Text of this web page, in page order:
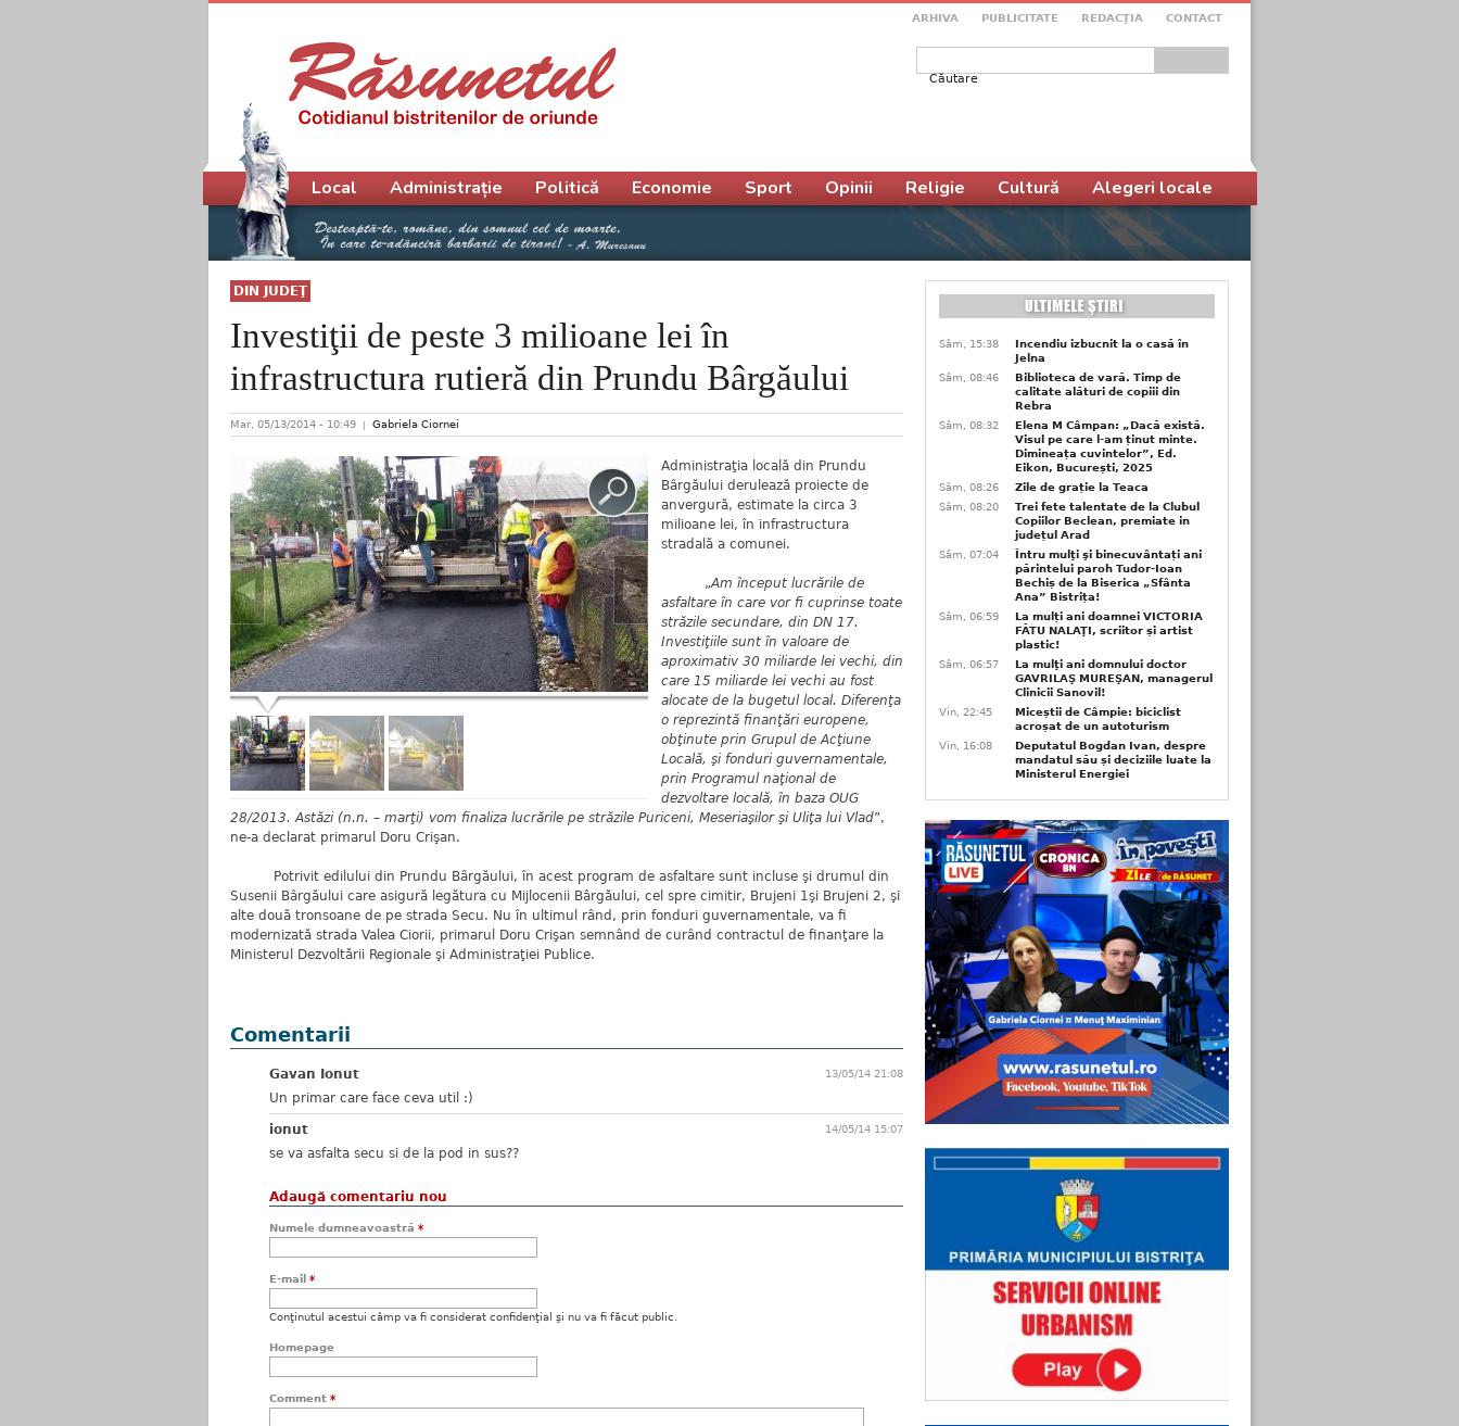
ARHIVA PUBLICITATE REDACŢIA CONTACT
Formular de căutare
DIN JUDEŢ
Investiţii de peste 3 milioane lei în
infrastructura rutieră din Prundu Bârgăului
Mar, 05/13/2014 - 10:49 Gabriela Ciornei
Administraţia locală din Prundu
Bârgăului derulează proiecte de
anvergură, estimate la circa 3
milioane lei, în infrastructura
stradală a comunei.
„Am început lucrările de
asfaltare în care vor fi cuprinse toate
străzile secundare, din DN 17.
Investiţiile sunt în valoare de
aproximativ 30 miliarde lei vechi, din
care 15 miliarde lei vechi au fost
alocate de la bugetul local. Diferenţa
o reprezintă finanţări europene,
obţinute prin Grupul de Acţiune
Locală, şi fonduri guvernamentale,
prin Programul naţional de
dezvoltare locală, în baza OUG
28/2013. Astăzi (n.n. – marţi) vom finaliza lucrările pe străzile Puriceni, Meseriaşilor şi Uliţa lui Vlad”,
ne-a declarat primarul Doru Crişan.
Potrivit edilului din Prundu Bârgăului, în acest program de asfaltare sunt incluse şi drumul din
Susenii Bârgăului care asigură legătura cu Mijlocenii Bârgăului, cel spre cimitir, Brujeni 1şi Brujeni 2, şi
alte două tronsoane de pe strada Secu. Nu în ultimul rând, prin fonduri guvernamentale, va fi
modernizată strada Valea Ciorii, primarul Doru Crişan semnând de curând contractul de finanţare la
Ministerul Dezvoltării Regionale şi Administraţiei Publice.
Comentarii
13/05/14 21:08
Gavan Ionut
Un primar care face ceva util :)
14/05/14 15:07
ionut
se va asfalta secu si de la pod in sus??
Adaugă comentariu nou
Numele dumneavoastră *
E-mail *
Conţinutul acestui câmp va fi considerat confidenţial şi nu va fi făcut public.
Homepage
Comment *
Meniu principal
Local Administrație Politică Economie Sport Opinii Religie Cultură Alegeri locale
Sâm, 15:38
Incendiu izbucnit la o casă în
Jelna
Sâm, 08:46
Biblioteca de vară. Timp de
calitate alături de copiii din
Rebra
Sâm, 08:32
Elena M Câmpan: „Dacă există.
Visul pe care l-am ținut minte.
Dimineața cuvintelor”, Ed.
Eikon, București, 2025
Sâm, 08:26
Zile de grație la Teaca
Sâm, 08:20
Trei fete talentate de la Clubul
Copiilor Beclean, premiate in
județul Arad
Sâm, 07:04
Întru mulţi şi binecuvântați ani
părintelui paroh Tudor-Ioan
Bechiș de la Biserica „Sfânta
Ana” Bistrița!
Sâm, 06:59
La mulți ani doamnei VICTORIA
FĂTU NALAŢI, scriitor și artist
plastic!
Sâm, 06:57
La mulţi ani domnului doctor
GAVRILAŞ MUREŞAN, managerul
Clinicii Sanovil!
Vin, 22:45
Miceștii de Câmpie: biciclist
acroșat de un autoturism
Vin, 16:08
Deputatul Bogdan Ivan, despre
mandatul său și deciziile luate la
Ministerul Energiei